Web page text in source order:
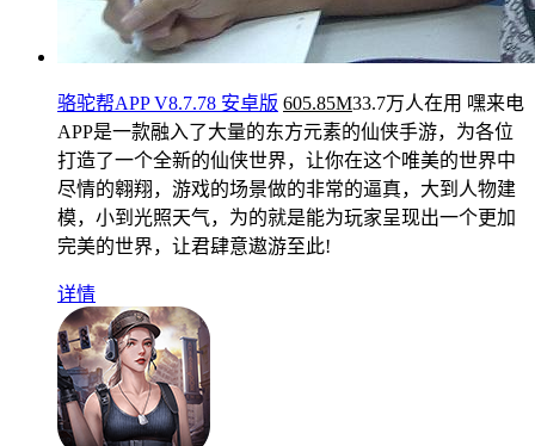
骆驼帮APP V8.7.78 安卓版 605.85M33.7万人在用 嘿来电
APP是一款融入了大量的东方元素的仙侠手游，为各位
打造了一个全新的仙侠世界，让你在这个唯美的世界中
尽情的翱翔，游戏的场景做的非常的逼真，大到人物建
模，小到光照天气，为的就是能为玩家呈现出一个更加
完美的世界，让君肆意遨游至此!
详情